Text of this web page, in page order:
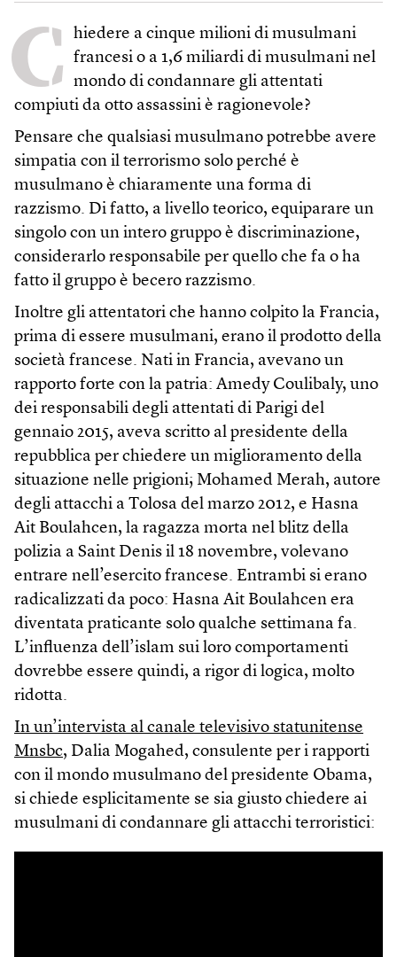
C
hiedere a cinque milioni di musulmani
francesi o a 1,6 miliardi di musulmani nel
mondo di condannare gli attentati
compiuti da otto assassini è ragionevole?
Pensare che qualsiasi musulmano potrebbe avere
simpatia con il terrorismo solo perché è
musulmano è chiaramente una forma di
razzismo. Di fatto, a livello teorico, equiparare un
singolo con un intero gruppo è discriminazione,
considerarlo responsabile per quello che fa o ha
fatto il gruppo è becero razzismo.
Inoltre gli attentatori che hanno colpito la Francia,
prima di essere musulmani, erano il prodotto della
società francese. Nati in Francia, avevano un
rapporto forte con la patria: Amedy Coulibaly, uno
dei responsabili degli attentati di Parigi del
gennaio 2015, aveva scritto al presidente della
repubblica per chiedere un miglioramento della
situazione nelle prigioni; Mohamed Merah, autore
degli attacchi a Tolosa del marzo 2012, e Hasna
Ait Boulahcen, la ragazza morta nel blitz della
polizia a Saint Denis il 18 novembre, volevano
entrare nell’esercito francese. Entrambi si erano
radicalizzati da poco: Hasna Ait Boulahcen era
diventata praticante solo qualche settimana fa.
L’influenza dell’islam sui loro comportamenti
dovrebbe essere quindi, a rigor di logica, molto
ridotta.
In un’intervista al canale televisivo statunitense
Mnsbc, Dalia Mogahed, consulente per i rapporti
con il mondo musulmano del presidente Obama,
si chiede esplicitamente se sia giusto chiedere ai
musulmani di condannare gli attacchi terroristici: